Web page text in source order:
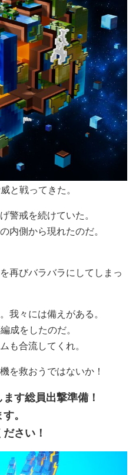
と戦ってきた。
警戒を続けていた。
内側から現れたのだ。
再びバラバラにしてしまっ
我々には備えがある。
成をしたのだ。
も合流してくれ。
を救おうではないか！
す総員出撃準備！
。
さい！